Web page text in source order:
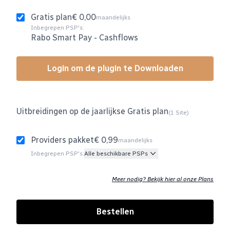
Gratis plan€ 0,00maandelijks
Inbegrepen PSP's:
Rabo Smart Pay - Cashflows
Login om de plugin te Downloaden
Uitbreidingen op de jaarlijkse Gratis plan(1 Site)
Providers pakket€ 0,99maandelijks
Inbegrepen PSP's:Alle beschikbare PSPs
Meer nodig? Bekijk hier al onze Plans
Bestellen